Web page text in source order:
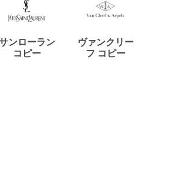
ンローラン
コピー
ヴァンクリー
フ コピー